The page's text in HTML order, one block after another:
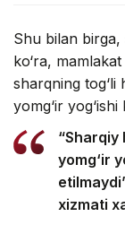
Shu bilan birga,
ko‘ra,
sharqning tog‘li
yomg‘ir
yomg‘ir
xizmati